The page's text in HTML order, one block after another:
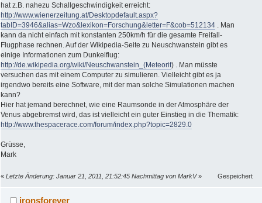
hat z.B. nahezu Schallgeschwindigkeit erreicht:
http://www.wienerzeitung.at/Desktopdefault.aspx?
tabID=3946&alias=Wzo&lexikon=Forschung&letter=F&cob=512134 . Man
kann da nicht einfach mit konstanten 250km/h für die gesamte Freifall-
Flugphase rechnen. Auf der Wikipedia-Seite zu Neuschwanstein gibt es
einige Informationen zum Dunkelflug:
http://de.wikipedia.org/wiki/Neuschwanstein_(Meteorit) . Man müsste
versuchen das mit einem Computer zu simulieren. Vielleicht gibt es ja
irgendwo bereits eine Software, mit der man solche Simulationen machen
kann?
Hier hat jemand berechnet, wie eine Raumsonde in der Atmosphäre der
Venus abgebremst wird, das ist vielleicht ein guter Einstieg in die Thematik:
http://www.thespacerace.com/forum/index.php?topic=2829.0
Grüsse,
Mark
« Letzte Änderung: Januar 21, 2011, 21:52:45 Nachmittag von MarkV» Gespeichert
ironsforever